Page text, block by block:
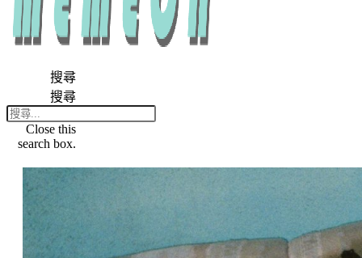
搜尋
搜尋
Close this
search box.